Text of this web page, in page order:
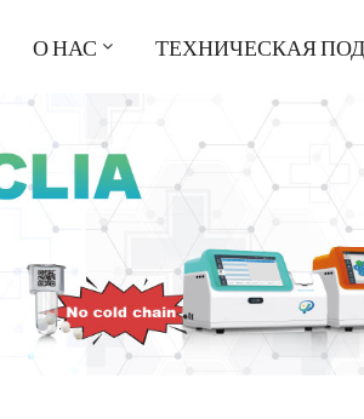
О НАС ТЕХНИЧЕСКАЯ